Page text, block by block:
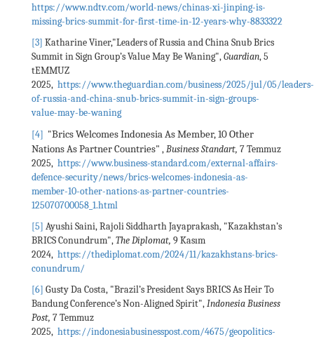
https://www.ndtv.com/world-news/chinas-xi-jinping-is-
missing-brics-summit-for-first-time-in-12-years-why-8833322
[3] Katharine Viner,"Leaders of Russia and China Snub Brics
Summit in Sign Group’s Value May Be Waning",Guardian, 5
tEMMUZ
2025, https://www.theguardian.com/business/2025/jul/05/leaders-
of-russia-and-china-snub-brics-summit-in-sign-groups-
value-may-be-waning
[4] "Brics Welcomes Indonesia As Member, 10 Other
Nations As Partner Countries" ,Business Standart, 7 Temmuz
2025, https://www.business-standard.com/external-affairs-
defence-security/news/brics-welcomes-indonesia-as-
member-10-other-nations-as-partner-countries-
125070700058_1.html
[5] Ayushi Saini, Rajoli Siddharth Jayaprakash, "Kazakhstan’s
BRICS Conundrum",The Diplomat, 9 Kasım
2024, https://thediplomat.com/2024/11/kazakhstans-brics-
conundrum/
[6] Gusty Da Costa, "Brazil’s President Says BRICS As Heir To
Bandung Conference’s Non-Aligned Spirit",Indonesia Business
Post, 7 Temmuz
2025, https://indonesiabusinesspost.com/4675/geopolitics-